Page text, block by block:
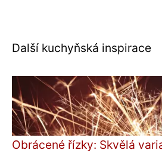
Další kuchyňská inspirace
Obrácené řízky: Skvělá